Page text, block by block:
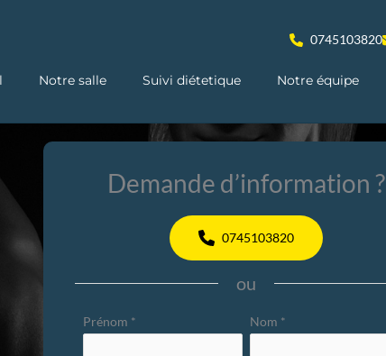
Notre salle Suivi diétetique Notre équipe
0745103820
Demande d’information ?
0745103820
ou
Formulaire
Prénom * Nom *